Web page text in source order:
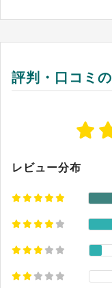
評判・口コミ
レビュー分布